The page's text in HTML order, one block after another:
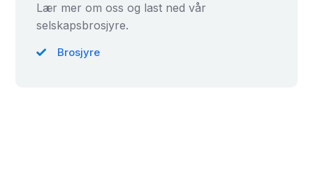
Lær mer om oss og last ned vår
selskapsbrosjyre.
Brosjyre